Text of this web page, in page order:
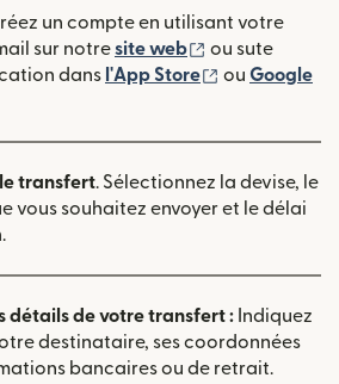
un compte en utilisant votre
sur notresite web (s'ouvre dans
ou sute
dans l'App Store (s'ouvre
ou Google
dans une nouvelle fenêtre)
transfert. Sélectionnez la devise, le
vous souhaitez envoyer et le délai
détails de votre transfert : Indiquez
destinataire, ses coordonnées
bancaires ou de retrait.